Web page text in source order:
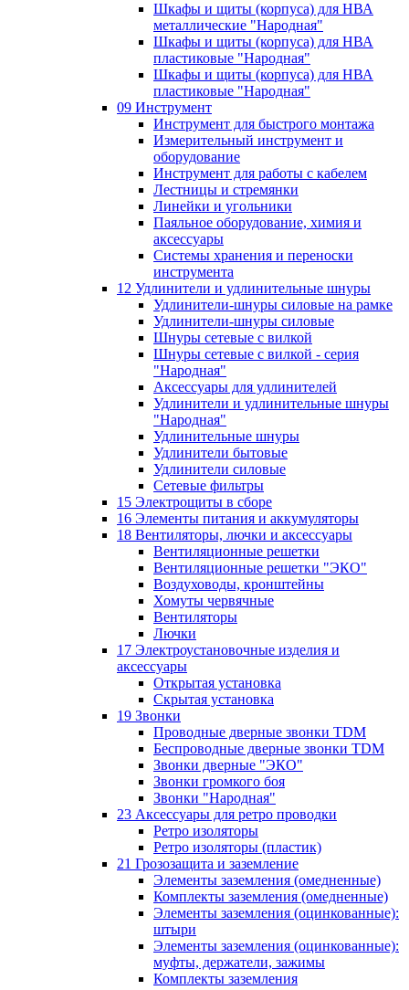
Шкафы и щиты (корпуса) для НВА
металлические "Народная"
Шкафы и щиты (корпуса) для НВА
пластиковые "Народная"
Шкафы и щиты (корпуса) для НВА
пластиковые "Народная"
09 Инструмент
Инструмент для быстрого монтажа
Измерительный инструмент и
оборудование
Инструмент для работы с кабелем
Лестницы и стремянки
Линейки и угольники
Паяльное оборудование, химия и
аксессуары
Системы хранения и переноски
инструмента
12 Удлинители и удлинительные шнуры
Удлинители-шнуры силовые на рамке
Удлинители-шнуры силовые
Шнуры сетевые с вилкой
Шнуры сетевые с вилкой - серия
"Народная"
Аксессуары для удлинителей
Удлинители и удлинительные шнуры
"Народная"
Удлинительные шнуры
Удлинители бытовые
Удлинители силовые
Сетевые фильтры
15 Электрощиты в сборе
16 Элементы питания и аккумуляторы
18 Вентиляторы, лючки и аксессуары
Вентиляционные решетки
Вентиляционные решетки "ЭКО"
Воздуховоды, кронштейны
Хомуты червячные
Вентиляторы
Лючки
17 Электроустановочные изделия и
аксессуары
Открытая установка
Скрытая установка
19 Звонки
Проводные дверные звонки TDM
Беспроводные дверные звонки TDM
Звонки дверные "ЭКО"
Звонки громкого боя
Звонки "Народная"
23 Аксессуары для ретро проводки
Ретро изоляторы
Ретро изоляторы (пластик)
21 Грозозащита и заземление
Элементы заземления (омедненные)
Комплекты заземления (омедненные)
Элементы заземления (оцинкованные):
штыри
Элементы заземления (оцинкованные):
муфты, держатели, зажимы
Комплекты заземления